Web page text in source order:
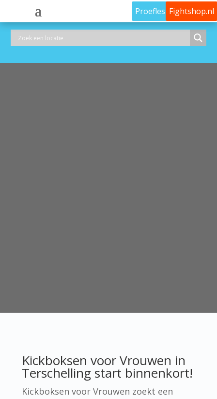
Proefles Fightshop.nl
Kickboksen voor Vrouwen in
Terschelling start binnenkort!
Kickboksen voor Vrouwen zoekt een